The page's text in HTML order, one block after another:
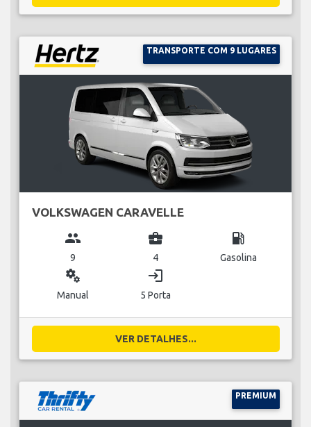
TRANSPORTE COM 9 LUGARES
VOLKSWAGEN CARAVELLE
group
9
business_center
4
local_gas_station
Gasolina
miscellaneous_services
Manual
login
5 Porta
VER DETALHES...
PREMIUM